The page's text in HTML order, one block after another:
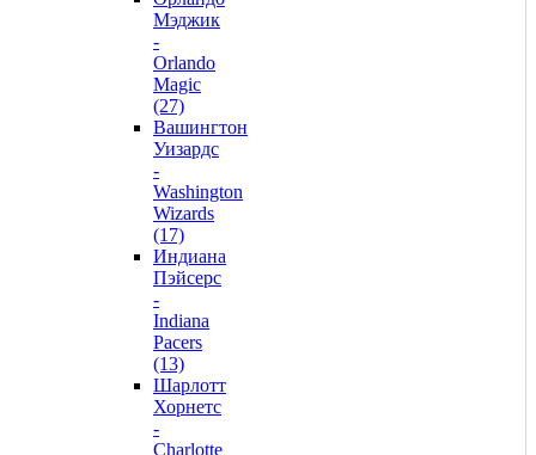
Мэджик
-
Orlando
Magic
(27)
Вашингтон
Уизардс
-
Washington
Wizards
(17)
Индиана
Пэйсерс
-
Indiana
Pacers
(13)
Шарлотт
Хорнетс
-
Charlotte